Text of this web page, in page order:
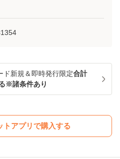
ド新規＆即時発行限定合計
※諸条件あり
トアプリで購入する